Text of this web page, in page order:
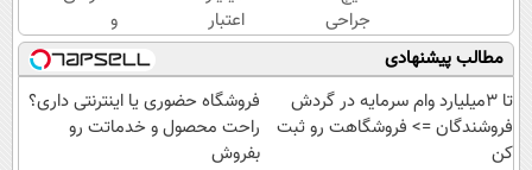
و چک
جراحی
و
دارویی
زانو
درد
اعتبار
خرید
طلا |
بدون
ضامن
و چک
و
گزارش
عملکرد
گروه
اسنپ
مطالب پیشنهادی
تا 3میلیارد وام سرمایه در گردش
فروشندگان => فروشگاهت رو ثبت
کن
فروشگاه حضوری یا اینترنتی داری؟
راحت محصول و خدماتت رو
بفروش